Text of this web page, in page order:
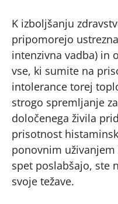
K izboljšanju
pripomorejo
intenzivna vadba) in
vse, ki sumite na
intolerance torej
strogo spremljanje
določenega živila
prisotnost
ponovnim uživanjem
spet poslabšajo, ste
svoje težave.